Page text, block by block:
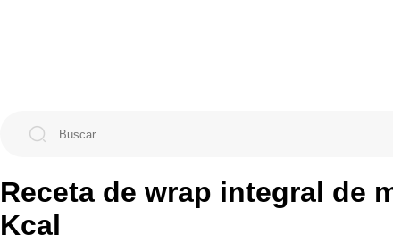
Receta de wrap integral de
Kcal